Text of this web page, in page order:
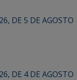
DE 5 DE AGOSTO
DE 4 DE AGOSTO